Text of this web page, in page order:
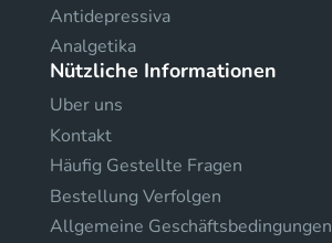
Antidepressiva
Analgetika
Nützliche Informationen
Uber uns
Kontakt
Häufig Gestellte Fragen
Bestellung Verfolgen
Allgemeine Geschäftsbedingungen